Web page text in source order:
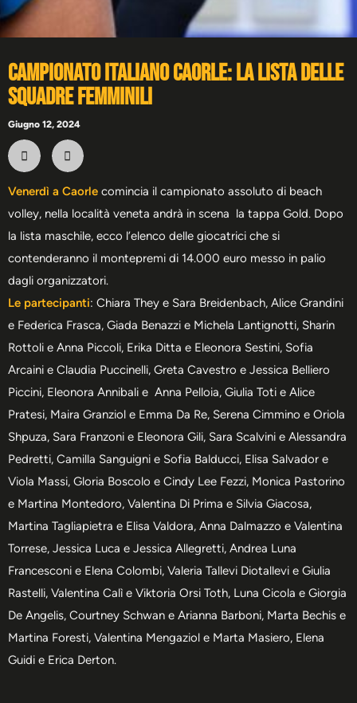
Campionato Italiano Caorle: la lista delle
squadre femminili
Giugno 12, 2024
Venerdì a Caorle comincia il campionato assoluto di beach
volley, nella località veneta andrà in scena la tappa Gold. Dopo
la lista maschile, ecco l’elenco delle giocatrici che si
contenderanno il montepremi di 14.000 euro messo in palio
dagli organizzatori.
Le partecipanti: Chiara They e Sara Breidenbach, Alice Grandini
e Federica Frasca, Giada Benazzi e Michela Lantignotti, Sharin
Rottoli e Anna Piccoli, Erika Ditta e Eleonora Sestini, Sofia
Arcaini e Claudia Puccinelli, Greta Cavestro e Jessica Belliero
Piccini, Eleonora Annibali e Anna Pelloia, Giulia Toti e Alice
Pratesi, Maira Granziol e Emma Da Re, Serena Cimmino e Oriola
Shpuza, Sara Franzoni e Eleonora Gili, Sara Scalvini e Alessandra
Pedretti, Camilla Sanguigni e Sofia Balducci, Elisa Salvador e
Viola Massi, Gloria Boscolo e Cindy Lee Fezzi, Monica Pastorino
e Martina Montedoro, Valentina Di Prima e Silvia Giacosa,
Martina Tagliapietra e Elisa Valdora, Anna Dalmazzo e Valentina
Torrese, Jessica Luca e Jessica Allegretti, Andrea Luna
Francesconi e Elena Colombi, Valeria Tallevi Diotallevi e Giulia
Rastelli, Valentina Calì e Viktoria Orsi Toth, Luna Cicola e Giorgia
De Angelis, Courtney Schwan e Arianna Barboni, Marta Bechis e
Martina Foresti, Valentina Mengaziol e Marta Masiero, Elena
Guidi e Erica Derton.